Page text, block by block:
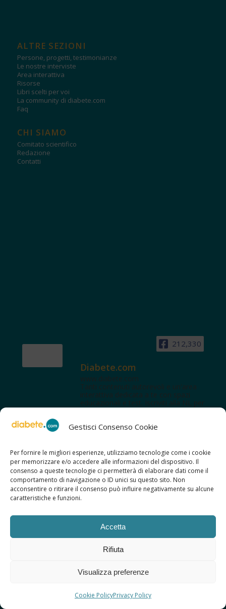
Gestisci Consenso Cookie
Per fornire le migliori esperienze, utilizziamo tecnologie come i cookie
per memorizzare e/o accedere alle informazioni del dispositivo. Il
consenso a queste tecnologie ci permetterà di elaborare dati come il
comportamento di navigazione o ID unici su questo sito. Non
acconsentire o ritirare il consenso può influire negativamente su alcune
caratteristiche e funzioni.
Accetta
Rifiuta
Visualizza preferenze
Cookie PolicyPrivacy Policy
ALTRE SEZIONI
Persone, progetti, testimonianze
Le nostre interviste
Area interattiva
Risorse
Libri scelti per voi
La community di diabete.com
Faq
CHI SIAMO
Comitato scientifico
Redazione
Contatti
212,330
Diabete.com
www.diabete.com
Tanti contenuti autorevoli e un'area
interattiva dedicata a te con spazi
educazionali e test. Iscriviti alla NL per
tutte le novità!
> digitaldiabetes.srl